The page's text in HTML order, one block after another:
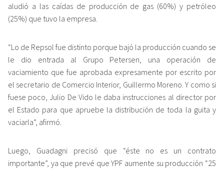
aludió a las caídas de producción de gas (60%) y petróleo
(25%) que tuvo la empresa.
“Lo de Repsol fue distinto porque bajó la producción cuando se
le dio entrada al Grupo Petersen, una operación de
vaciamiento que fue aprobada expresamente por escrito por
el secretario de Comercio Interior, Guillermo Moreno. Y como si
fuese poco, Julio De Vido le daba instrucciones al director por
el Estado para que apruebe la distribución de toda la guita y
vaciarla”, afirmó.
Luego, Guadagni precisó que “éste no es un contrato
importante”, ya que prevé que YPF aumente su producción “25